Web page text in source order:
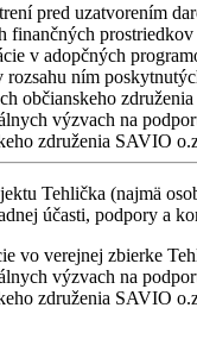
pred uzatvorením
finančných
v adopčných
ním
občianskeho
výzvach na
združenia SAVIO
Tehlička (najmä
účasti, podpory a
vo verejnej zbierke
výzvach na
združenia SAVIO